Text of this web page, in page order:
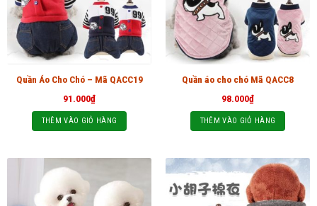
Quần Áo Cho Chó – Mã QACC19
91.000₫
THÊM VÀO GIỎ HÀNG
Quần áo cho chó Mã QACC8
98.000₫
THÊM VÀO GIỎ HÀNG